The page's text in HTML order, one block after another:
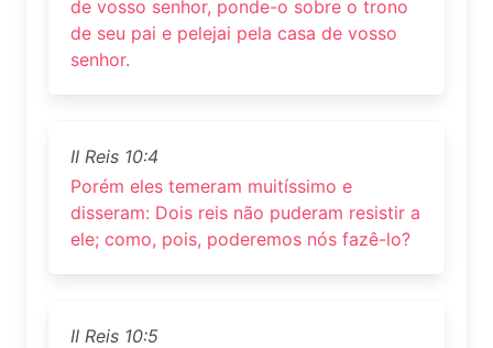
de vosso senhor, ponde-o sobre o trono
de seu pai e pelejai pela casa de vosso
senhor.
II Reis 10:4
Porém eles temeram muitíssimo e
disseram: Dois reis não puderam resistir a
ele; como, pois, poderemos nós fazê-lo?
II Reis 10:5